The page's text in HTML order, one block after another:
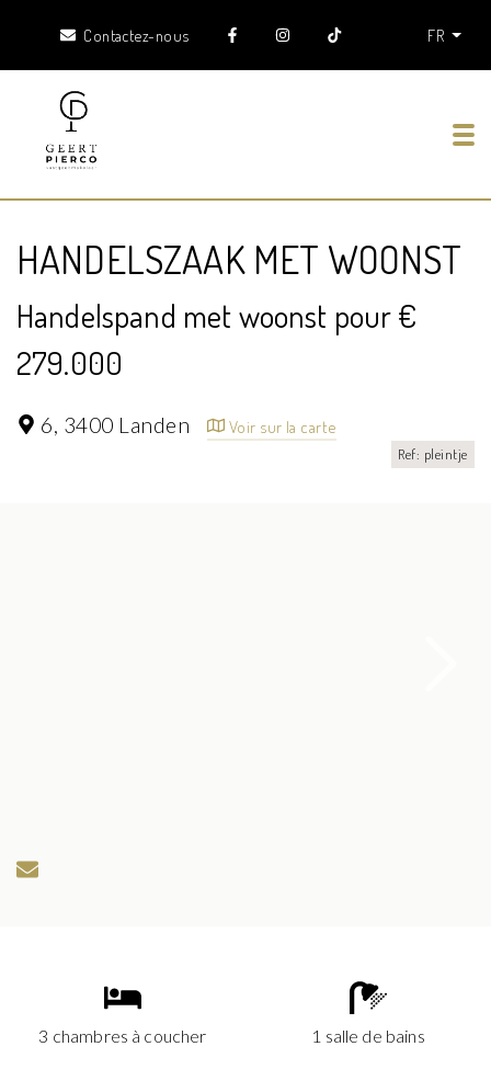
Contactez-nous FR
HANDELSZAAK MET WOONST
Handelspand met woonst pour €
279.000
6, 3400 Landen Voir sur la carte
Ref: pleintje
3 chambres à coucher 1 salle de bains